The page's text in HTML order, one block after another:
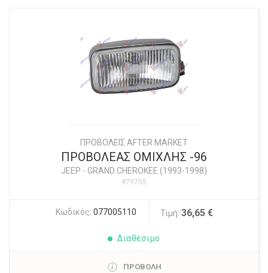
ΠΡΟΒΟΛΕΙΣ AFTER MARKET
ΠΡΟΒΟΛΕΑΣ ΟΜΙΧΛΗΣ -96
JEEP - GRAND CHEROKEE (1993-1998)
#79755
Κωδικός: 077005110 Τιμή: 36,65 €
Διαθέσιμο
ΠΡΟΒΟΛΗ